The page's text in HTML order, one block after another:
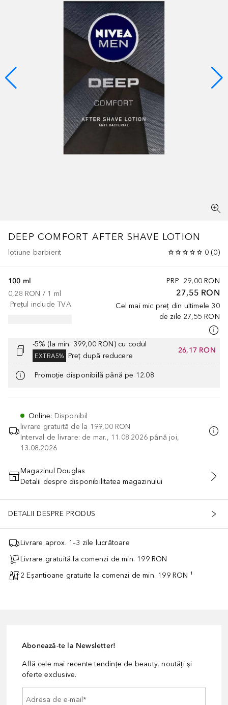
DEEP COMFORT AFTER SHAVE LOTION
lotiune barbierit 0 (0)
PRP 29,00 RON
27,55 RON
Cel mai mic preț din ultimele 30
de zile 27,55 RON
100 ml
0,28 RON / 1 ml
Prețul include TVA
-5% (la min. 399,00 RON) cu codul
EXTRA5% Preț după reducere
26,17 RON
Promoție disponibilă până pe 12.08
Online: Disponibil
livrare gratuită de la 199,00 RON
Interval de livrare: de mar., 11.08.2026 până joi,
13.08.2026
ADĂUGAȚI ÎN COŞ
Magazinul Douglas
Detalii despre disponibilitatea magazinului
DETALII DESPRE PRODUS
Livrare aprox. 1–3 zile lucrătoare
Livrare gratuită la comenzi de min. 199 RON
2 Eșantioane gratuite la comenzi de min. 199 RON ¹
Abonează-te la Newsletter!
Află cele mai recente tendințe de beauty, noutăți și
oferte exclusive.
Adresa de e-mail*